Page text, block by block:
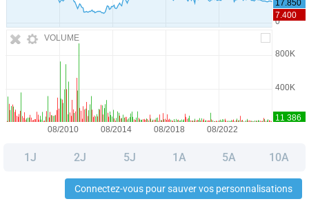
VOLUME
1J 2J 5J 1A 5A 10A
Connectez-vous pour sauver vos personnalisations